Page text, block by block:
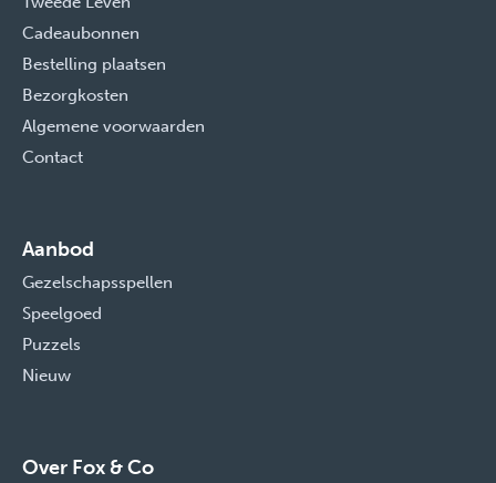
Cadeaubonnen
Bestelling plaatsen
Bezorgkosten
Algemene voorwaarden
Contact
Aanbod
Gezelschapsspellen
Speelgoed
Puzzels
Nieuw
Over Fox & Co